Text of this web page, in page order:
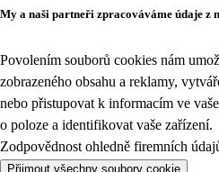
My a naši partneři zpracováváme údaje z
Povolením souborů cookies nám
zobrazeného obsahu a reklamy,
nebo přistupovat k informacím ve
o poloze a identifikovat vaše zařízení.
Zodpovědnost ohledně firemních
Přijmout všechny soubory cookie